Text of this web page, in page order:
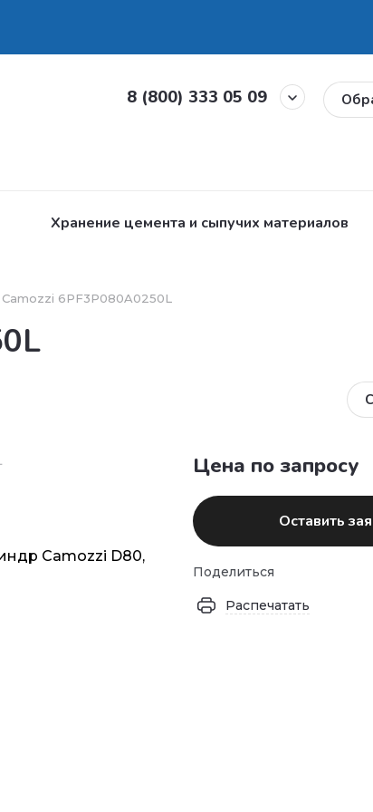
8 (800) 333 05 09
Хранение цемента и сыпучих материалов
6PF3P080A0250L
Camozzi D80,
Цена по запросу
Оставить
Поделиться
Распечатать